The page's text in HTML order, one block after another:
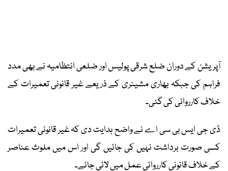
آپریشن کے دوران ضلع شرقی پولیس اور ضلعی انتظامیہ نے بھی مدد
فراہم کی جبکہ بھاری مشینری کے ذریعے غیر قانونی تعمیرات کے
خلاف کارروائی کی گئی۔
ڈی جی ایس بی سی اے نے واضح ہدایت دی کہ غیر قانونی تعمیرات
کسی صورت برداشت نہیں کی جائیں گی اور اس میں ملوث عناصر
کے خلاف قانونی کارروائی عمل میں لائی جائے۔